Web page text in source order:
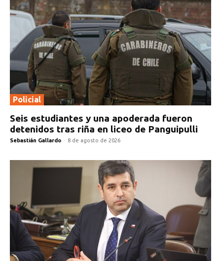
Policial
Seis estudiantes y una apoderada fueron
detenidos tras riña en liceo de Panguipulli
Sebastián Gallardo - 8 de agosto de 2026